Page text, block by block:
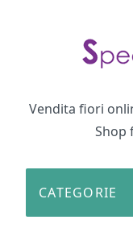
Vendita fiori
Shop
CATEGORIE